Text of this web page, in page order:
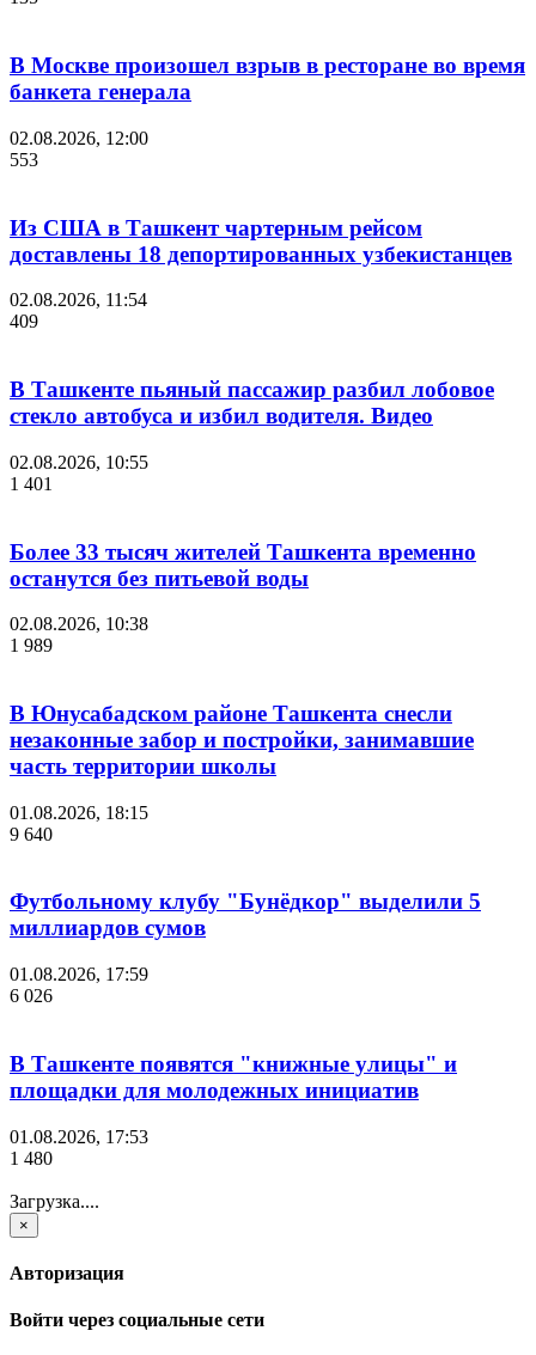
В Москве произошел взрыв в ресторане во время
банкета генерала
02.08.2026, 12:00
553
Из США в Ташкент чартерным рейсом
доставлены 18 депортированных узбекистанцев
02.08.2026, 11:54
409
В Ташкенте пьяный пассажир разбил лобовое
стекло автобуса и избил водителя. Видео
02.08.2026, 10:55
1 401
Более 33 тысяч жителей Ташкента временно
останутся без питьевой воды
02.08.2026, 10:38
1 989
В Юнусабадском районе Ташкента снесли
незаконные забор и постройки, занимавшие
часть территории школы
01.08.2026, 18:15
9 640
Футбольному клубу "Бунёдкор" выделили 5
миллиардов сумов
01.08.2026, 17:59
6 026
В Ташкенте появятся "книжные улицы" и
площадки для молодежных инициатив
01.08.2026, 17:53
1 480
Загрузка....
×
Авторизация
Войти через социальные сети